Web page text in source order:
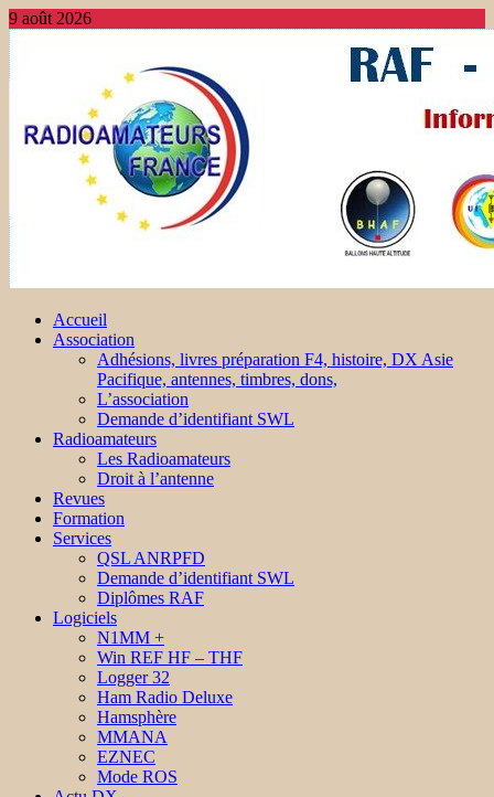
9 août 2026
Accueil
Association
Adhésions, livres préparation F4, histoire, DX Asie
Pacifique, antennes, timbres, dons,
L’association
Demande d’identifiant SWL
Radioamateurs
Les Radioamateurs
Droit à l’antenne
Revues
Formation
Services
QSL ANRPFD
Demande d’identifiant SWL
Diplômes RAF
Logiciels
N1MM +
Win REF HF – THF
Logger 32
Ham Radio Deluxe
Hamsphère
MMANA
EZNEC
Mode ROS